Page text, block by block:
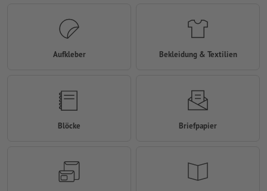
Aufkleber Bekleidung & Textilien
Blöcke Briefpapier